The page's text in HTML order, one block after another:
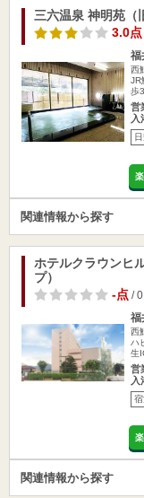
三六温泉 神明苑（
3.0点
福
西
JR
歩
営
入
関連情報から探す
ホテルクラウンヒ
プ）
-点/ 0
福
西
ハ
生
営
入
関連情報から探す